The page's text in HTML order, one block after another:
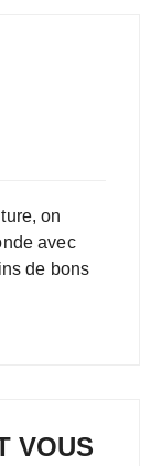
on
avec
de bons
VOUS